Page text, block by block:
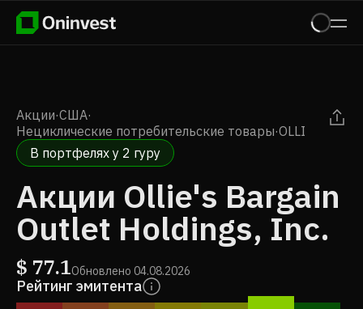
Акции·США·
Нециклические потребительские товары·OLLI
В портфелях у 2 гуру
Акции Ollie's Bargain
Outlet Holdings, Inc.
$ 77.1Обновлено 04.08.2026
Рейтинг эмитента